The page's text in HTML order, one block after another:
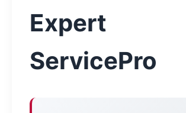
Expert
ServicePro